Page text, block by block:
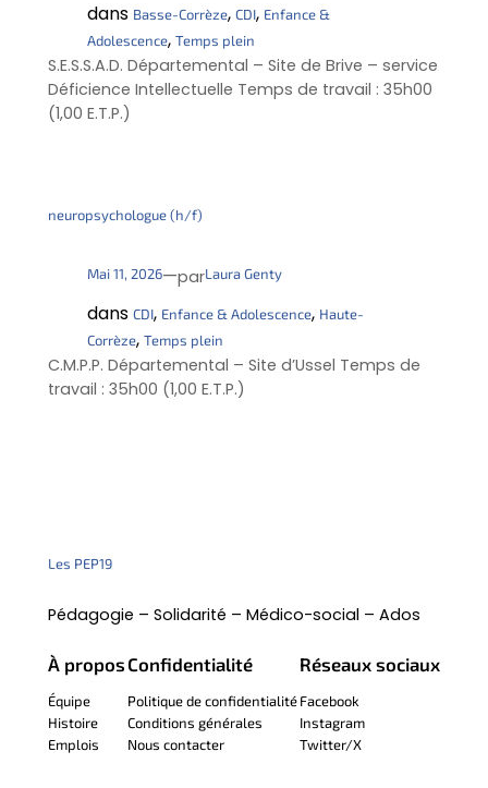
dans Basse-Corrèze, CDI, Enfance &
Adolescence, Temps plein
S.E.S.S.A.D. Départemental – Site de Brive – service
Déficience Intellectuelle Temps de travail : 35h00
(1,00 E.T.P.)
neuropsychologue (h/f)
Mai 11, 2026—parLaura Genty
dans CDI, Enfance & Adolescence, Haute-
Corrèze, Temps plein
C.M.P.P. Départemental – Site d’Ussel Temps de
travail : 35h00 (1,00 E.T.P.)
Les PEP19
Pédagogie – Solidarité – Médico-social – Ados
À propos
Équipe
Histoire
Emplois
Confidentialité
Politique de confidentialité
Conditions générales
Nous contacter
Réseaux sociaux
Facebook
Instagram
Twitter/X